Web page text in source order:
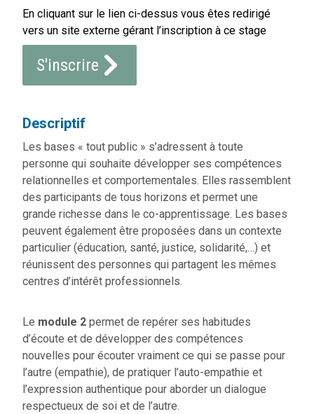
En cliquant sur le lien ci-dessus vous êtes redirigé
vers un site externe gérant l’inscription à ce stage
S'inscrire
Descriptif
Les bases « tout public » s’adressent à toute
personne qui souhaite développer ses compétences
relationnelles et comportementales. Elles rassemblent
des participants de tous horizons et permet une
grande richesse dans le co-apprentissage. Les bases
peuvent également être proposées dans un contexte
particulier (éducation, santé, justice, solidarité,…) et
réunissent des personnes qui partagent les mêmes
centres d’intérêt professionnels.
Le module 2 permet de repérer ses habitudes
d’écoute et de développer des compétences
nouvelles pour écouter vraiment ce qui se passe pour
l’autre (empathie), de pratiquer l’auto-empathie et
l’expression authentique pour aborder un dialogue
respectueux de soi et de l’autre.